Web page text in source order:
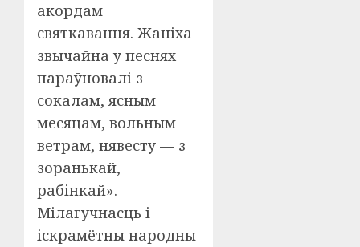
акордам
святкавання. Жаніха
звычайна ў песнях
параўновалі з
сокалам, ясным
месяцам, вольным
ветрам, нявесту — з
зоранькай,
рабінкай».
Мілагучнасць і
іскрамётны народны